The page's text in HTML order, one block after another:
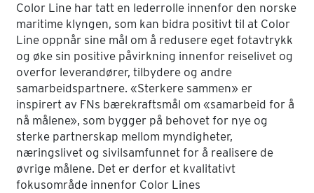
Color Line har tatt en lederrolle innenfor den norske
maritime klyngen, som kan bidra positivt til at Color
Line oppnår sine mål om å redusere eget fotavtrykk
og øke sin positive påvirkning innenfor reiselivet og
overfor leverandører, tilbydere og andre
samarbeidspartnere. «Sterkere sammen» er
inspirert av FNs bærekraftsmål om «samarbeid for å
nå målene», som bygger på behovet for nye og
sterke partnerskap mellom myndigheter,
næringslivet og sivilsamfunnet for å realisere de
øvrige målene. Det er derfor et kvalitativt
fokusområde innenfor Color Lines